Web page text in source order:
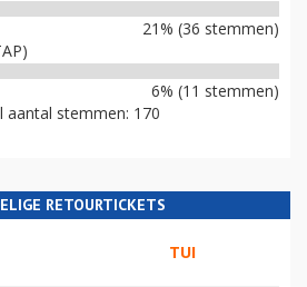
21% (36 stemmen)
6% (11 stemmen)
aantal stemmen: 170
RETOURTICKETS
TUI